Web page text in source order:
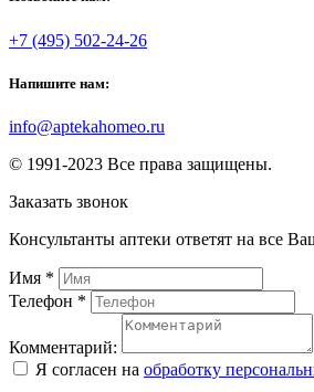
+7 (495) 502-24-26
Напишите нам:
info@aptekahomeo.ru
© 1991-2023 Все права защищены.
Заказать звонок
Консультанты аптеки ответят на все
Имя *
Телефон *
Комментарий:
Я согласен на обработку